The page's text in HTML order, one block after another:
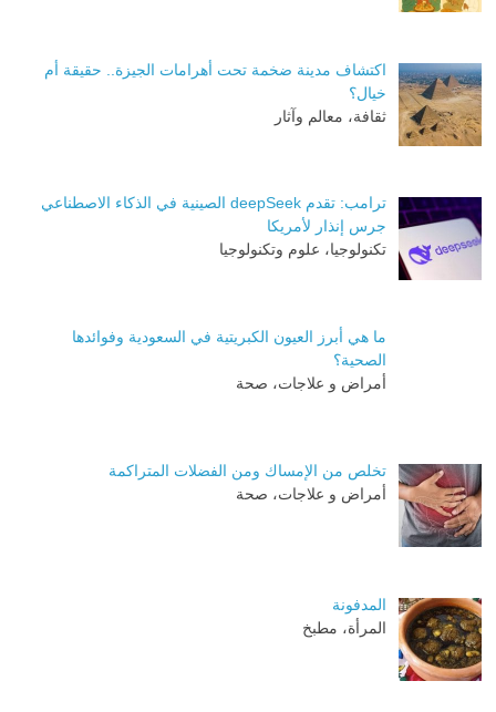
اكتشاف مدينة ضخمة تحت أهرامات الجيزة.. حقيقة أم
خيال؟
ثقافة، معالم وآثار
ترامب: تقدم deepSeek الصينية في الذكاء الاصطناعي
جرس إنذار لأمريكا
تكنولوجيا، علوم وتكنولوجيا
ما هي أبرز العيون الكبريتية في السعودية وفوائدها
الصحية؟
أمراض و علاجات، صحة
تخلص من الإمساك ومن الفضلات المتراكمة
أمراض و علاجات، صحة
المدفونة
المرأة، مطبخ